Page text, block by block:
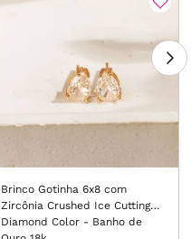
Brinco Gotinha 6x8 com
Zircônia Crushed Ice Cutting
Diamond Color - Banho de